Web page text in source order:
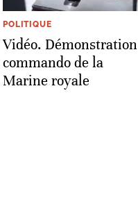
POLITIQUE
Vidéo. Démonstration
commando de la
Marine royale